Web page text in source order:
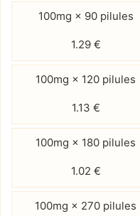
100mg × 90 pilules
1.29 €
100mg × 120 pilules
1.13 €
100mg × 180 pilules
1.02 €
100mg × 270 pilules